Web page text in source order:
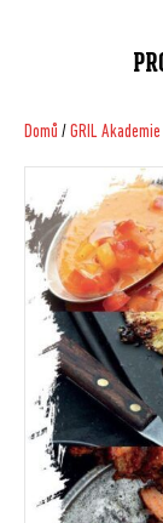
Domů /GRIL Akademie